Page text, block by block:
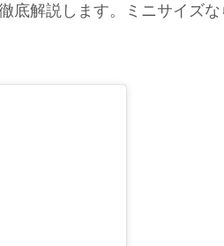
底解説します。ミニサイズ